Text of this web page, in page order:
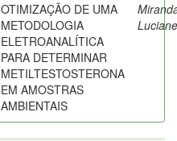
OTIMIZAÇÃO DE UMA
METODOLOGIA
ELETROANALÍTICA
PARA DETERMINAR
METILTESTOSTERONA
EM AMOSTRAS
AMBIENTAIS
Luciane